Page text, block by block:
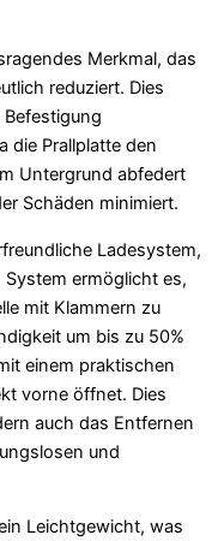
Merkmal, das
reduziert. Dies
die Prallplatte den
Untergrund abfedert
Schäden minimiert.
Ladesystem,
ermöglicht es,
mit Klammern zu
um bis zu 50%
einem praktischen
vorne öffnet. Dies
auch das Entfernen
und
Leichtgewicht, was